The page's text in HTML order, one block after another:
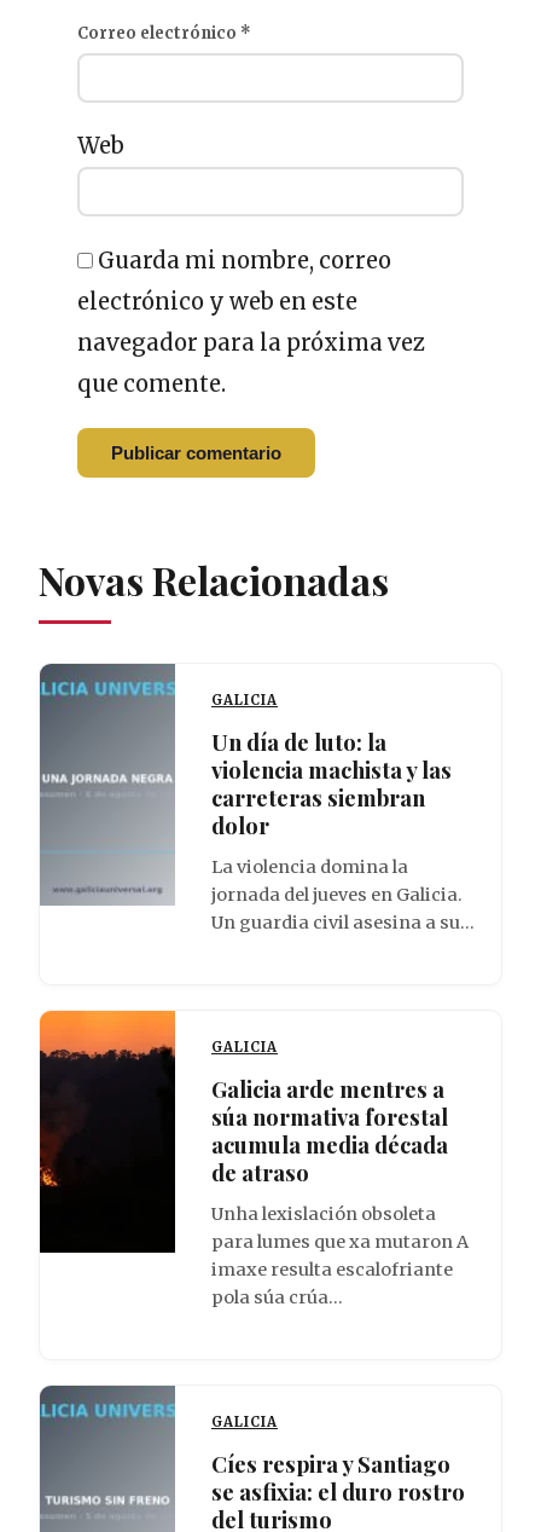
Correo electrónico *
Web
Guarda mi nombre, correo
electrónico y web en este
navegador para la próxima vez
que comente.
Novas Relacionadas
GALICIA
Un día de luto: la
violencia machista y las
carreteras siembran
dolor
La violencia domina la
jornada del jueves en Galicia.
Un guardia civil asesina a su…
GALICIA
Galicia arde mentres a
súa normativa forestal
acumula media década
de atraso
Unha lexislación obsoleta
para lumes que xa mutaron A
imaxe resulta escalofriante
pola súa crúa…
GALICIA
Cíes respira y Santiago
se asfixia: el duro rostro
del turismo